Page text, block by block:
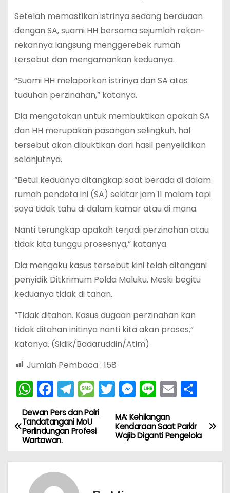
Setelah memastikan istrinya sedang berduaan
dengan SA, suami HH bersama sejumlah rekan-
rekannya langsung menggerebek rumah
tersebut dan mengamankan keduanya.
“Suami HH melaporkan istrinya dan SA atas
tuduhan perzinahan,” katanya.
Dia mengatakan untuk membuktikan apakah SA
dan HH merupakan pasangan selingkuh, hal
tersebut akan dibuktikan dari hasil penyelidikan
selanjutnya.
“Betul keduanya ditangkap saat berada di dalam
rumah pendeta ini (SA) sekitar jam 11 malam tapi
saya tidak tahu di dalam kamar atau di mana.
Nanti terungkap apakah terjadi perzinahan atau
tidak kita tunggu prosesnya,” katanya.
Dia mengaku kasus tersebut kini telah ditangani
penyidik Ditkrimum Polda Maluku. Meski begitu
keduanya tidak di tahan.
“Tidak ditahan. Kasus dugaan perzinahan kan
tidak ditahan initinya nanti kita akan proses,”
katanya. (Sidik/Badaruddin/Atim)
Jumlah Pembaca : 158
W
h
a
ts
p
p
F
a
c
e
o
o
T
el
e
gr
M
e
s
s
e
T
w
itt
er
M
e
s
s
Li
n
e
E
m
ai
l
S
ar
e
N
a
v
MA: Kehilangan
Kendaraan Saat Parkir
Wajib Diganti Pengelola
Dewan Pers dan Polri
Tandatangani MoU
Perlindungan Profesi
Wartawan.